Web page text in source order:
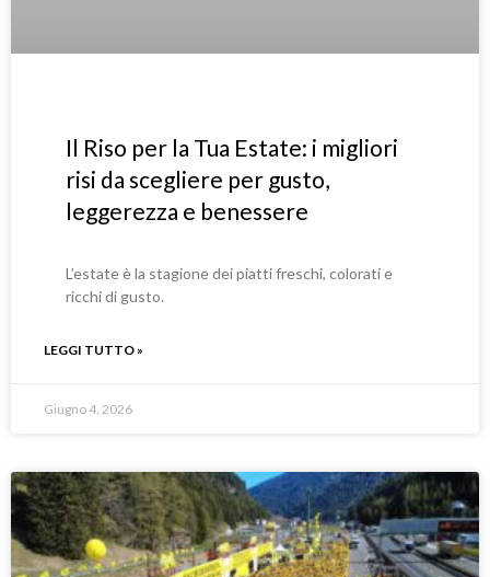
Il Riso per la Tua Estate: i migliori
risi da scegliere per gusto,
leggerezza e benessere
L’estate è la stagione dei piatti freschi, colorati e
ricchi di gusto.
LEGGI TUTTO »
Giugno 4, 2026